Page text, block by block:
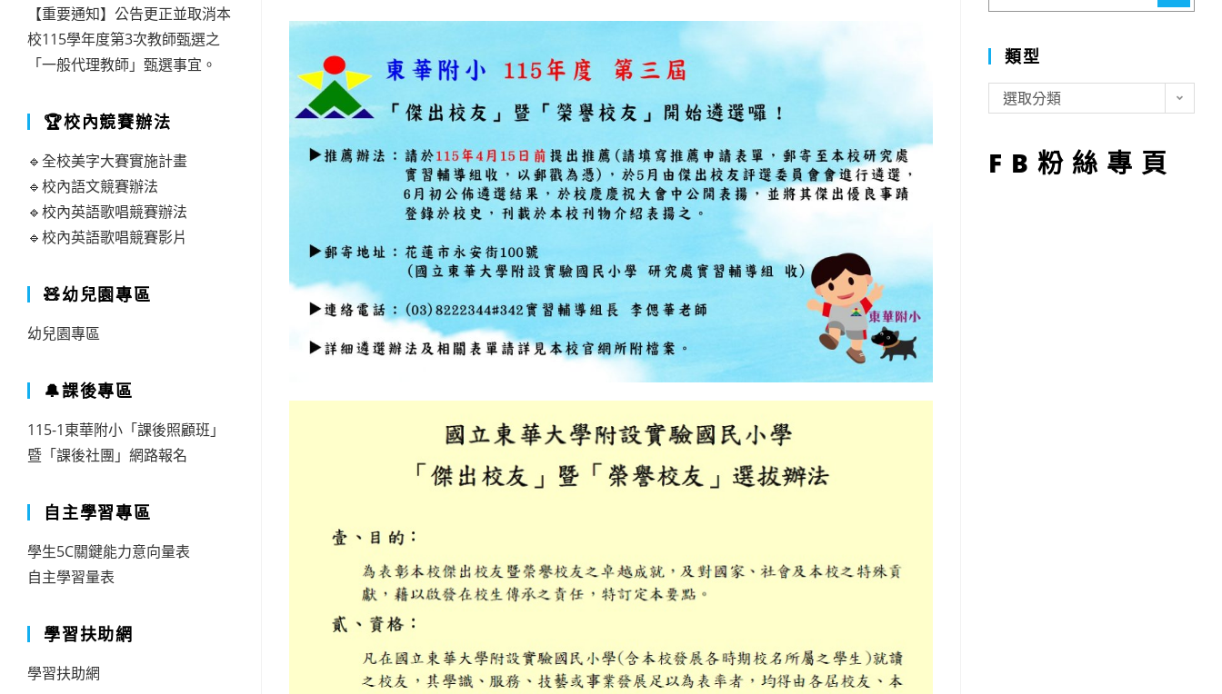
【重要通知】公告更正並取消本
校115學年度第3次教師甄選之
「一般代理教師」甄選事宜。
🏆校內競賽辦法
🔹全校美字大賽實施計畫
🔹校內語文競賽辦法
🔹校內英語歌唱競賽辦法
🔹校內英語歌唱競賽影片
🧸幼兒園專區
幼兒園專區
🔔課後專區
115-1東華附小「課後照顧班」
暨「課後社團」網路報名
自主學習專區
學生5C關鍵能力意向量表
自主學習量表
學習扶助網
學習扶助網
類型
型
選取分類
FB粉絲專頁